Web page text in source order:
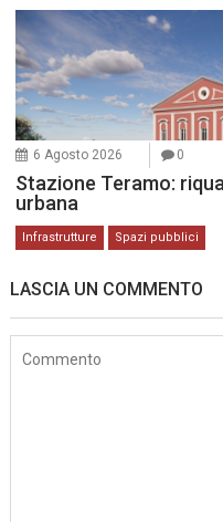
6 Agosto 2026 0
Stazione Teramo:
urbana
Infrastrutture Spazi pubblici
LASCIA UN COMMENTO